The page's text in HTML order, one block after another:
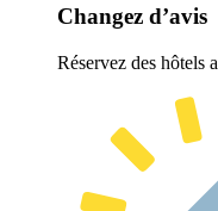
Changez d’avis
Réservez des hôtels